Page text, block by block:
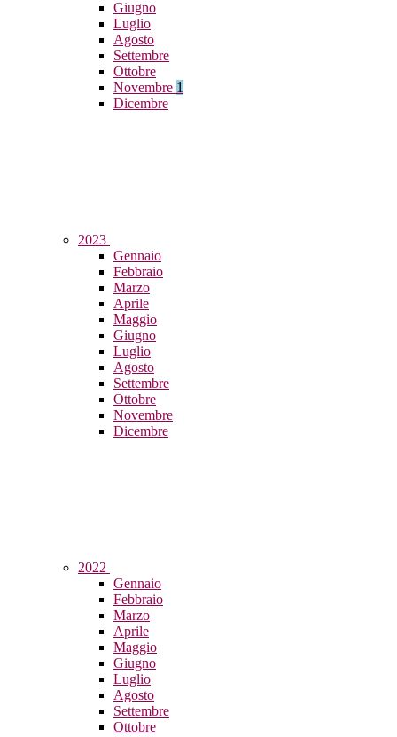
Giugno
Luglio
Agosto
Settembre
Ottobre
Novembre 1
Dicembre
2023
Gennaio
Febbraio
Marzo
Aprile
Maggio
Giugno
Luglio
Agosto
Settembre
Ottobre
Novembre
Dicembre
2022
Gennaio
Febbraio
Marzo
Aprile
Maggio
Giugno
Luglio
Agosto
Settembre
Ottobre